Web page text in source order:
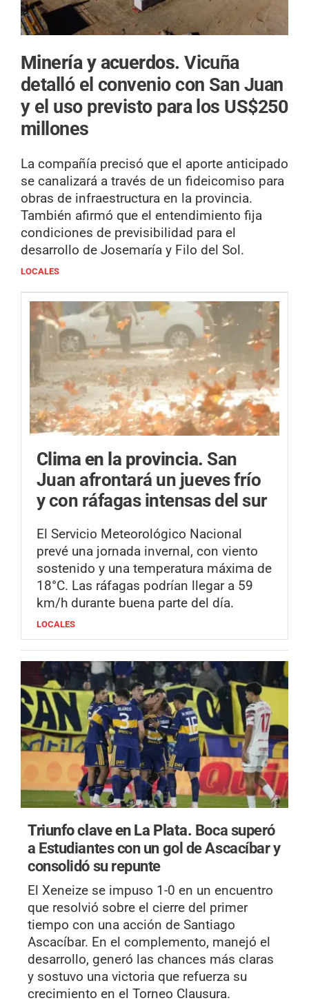
Minería y acuerdos.Vicuña
detalló el convenio con San Juan
y el uso previsto para los US$250
millones
La compañía precisó que el aporte anticipado
se canalizará a través de un fideicomiso para
obras de infraestructura en la provincia.
También afirmó que el entendimiento fija
condiciones de previsibilidad para el
desarrollo de Josemaría y Filo del Sol.
LOCALES
Clima en la provincia. San
Juan afrontará un jueves frío
y con ráfagas intensas del sur
El Servicio Meteorológico Nacional
prevé una jornada invernal, con viento
sostenido y una temperatura máxima de
18°C. Las ráfagas podrían llegar a 59
km/h durante buena parte del día.
LOCALES
Triunfo clave en La Plata. Boca superó
a Estudiantes con un gol de Ascacíbar y
consolidó su repunte
El Xeneize se impuso 1-0 en un encuentro
que resolvió sobre el cierre del primer
tiempo con una acción de Santiago
Ascacíbar. En el complemento, manejó el
desarrollo, generó las chances más claras
y sostuvo una victoria que refuerza su
crecimiento en el Torneo Clausura.